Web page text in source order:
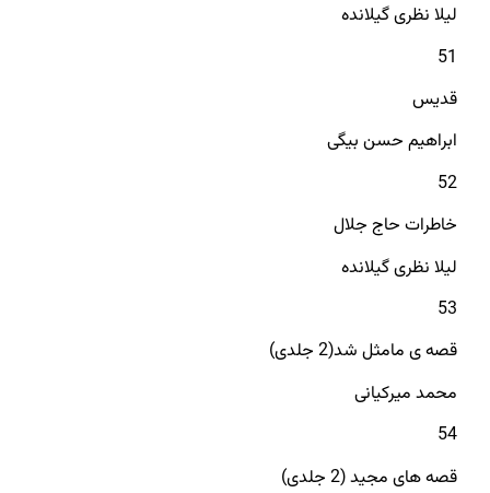
لیلا نظری گیلانده
51
قدیس
ابراهیم حسن بیگی
52
خاطرات حاج جلال
لیلا نظری گیلانده
53
قصه ی مامثل شد(2 جلدی)
محمد میرکیانی
54
قصه های مجید (2 جلدی)